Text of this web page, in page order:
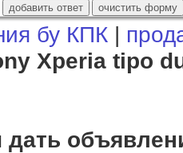
бу КПК |
Xperia tipo
дать